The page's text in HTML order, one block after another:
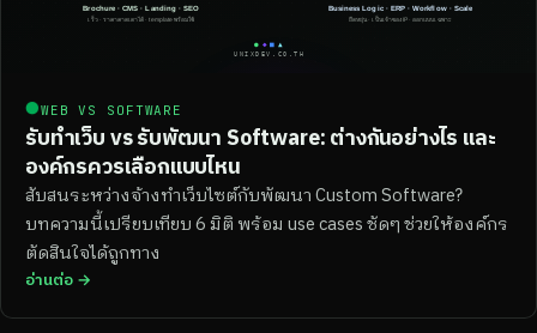
●WEB VS SOFTWARE
รับทำเว็บ vs รับพัฒนา Software: ต่างกันอย่างไร และ
องค์กรควรเลือกแบบไหน
สับสนระหว่างจ้างทำเว็บไซต์กับพัฒนา Custom Software?
บทความนี้เปรียบเทียบ 6 มิติ พร้อม use cases ชัดๆ ช่วยให้องค์กร
ตัดสินใจได้ถูกทาง
อ่านต่อ →